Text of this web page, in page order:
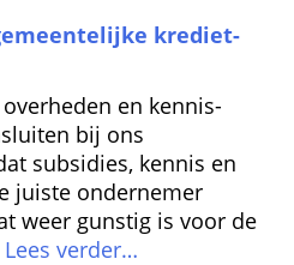
krediet­
en kennis­
bij ons
subsidies, kennis en
juiste ondernemer
weer gunstig is voor de
Lees verder…